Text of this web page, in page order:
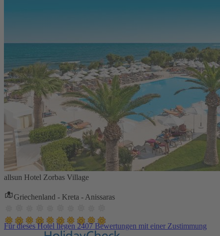
allsun Hotel Zorbas Village
Griechenland - Kreta - Anissaras
Für dieses Hotel liegen 2407 Bewertungen mit einer Zustimmung